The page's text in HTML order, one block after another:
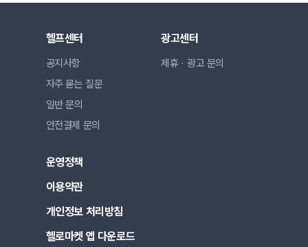
헬프센터
공지사항
자주 묻는 질문
일반 문의
안전결제 문의
광고센터
제휴ㆍ광고 문의
운영정책
이용약관
개인정보 처리방침
헬로마켓 앱 다운로드